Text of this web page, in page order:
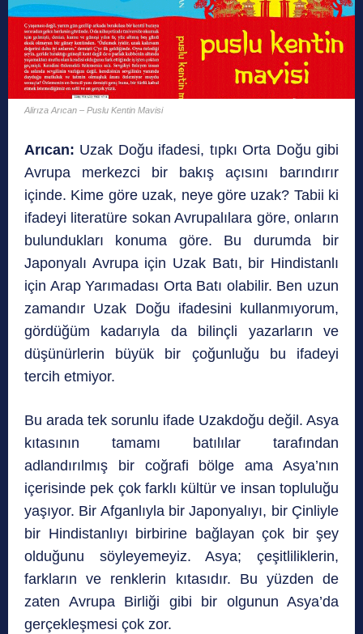
Alirıza Arıcan – Puslu Kentin Mavisi
Arıcan: Uzak Doğu ifadesi, tıpkı Orta Doğu gibi
Avrupa merkezci bir bakış açısını barındırır
içinde. Kime göre uzak, neye göre uzak? Tabii ki
ifadeyi literatüre sokan Avrupalılara göre, onların
bulundukları konuma göre. Bu durumda bir
Japonyalı Avrupa için Uzak Batı, bir Hindistanlı
için Arap Yarımadası Orta Batı olabilir. Ben uzun
zamandır Uzak Doğu ifadesini kullanmıyorum,
gördüğüm kadarıyla da bilinçli yazarların ve
düşünürlerin büyük bir çoğunluğu bu ifadeyi
tercih etmiyor.
Bu arada tek sorunlu ifade Uzakdoğu değil. Asya
kıtasının tamamı batılılar tarafından
adlandırılmış bir coğrafi bölge ama Asya’nın
içerisinde pek çok farklı kültür ve insan topluluğu
yaşıyor. Bir Afganlıyla bir Japonyalıyı, bir Çinliyle
bir Hindistanlıyı birbirine bağlayan çok bir şey
olduğunu söyleyemeyiz. Asya; çeşitliliklerin,
farkların ve renklerin kıtasıdır. Bu yüzden de
zaten Avrupa Birliği gibi bir olgunun Asya’da
gerçekleşmesi çok zor.